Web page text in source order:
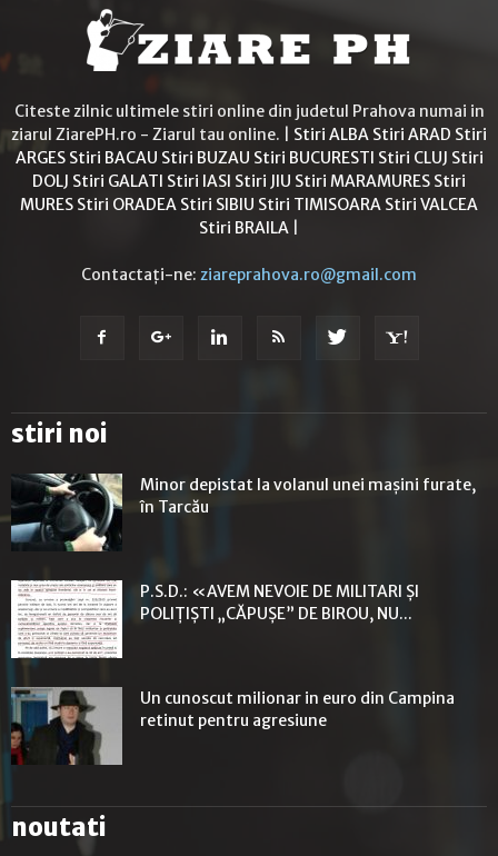
Citeste zilnic ultimele stiri online din judetul Prahova numai in
ziarul ZiarePH.ro - Ziarul tau online. | Stiri ALBA Stiri ARAD Stiri
ARGES Stiri BACAU Stiri BUZAU Stiri BUCURESTI Stiri CLUJ Stiri
DOLJ Stiri GALATI Stiri IASI Stiri JIU Stiri MARAMURES Stiri
MURES Stiri ORADEA Stiri SIBIU Stiri TIMISOARA Stiri VALCEA
Stiri BRAILA
Contactați-ne: ziareprahova.ro@gmail.com
stiri noi
Minor depistat la volanul unei mașini furate,
în Tarcău
P.S.D.: «AVEM NEVOIE DE MILITARI ȘI
POLIȚIȘTI „CĂPUȘE” DE BIROU, NU...
Un cunoscut milionar in euro din Campina
retinut pentru agresiune
noutati